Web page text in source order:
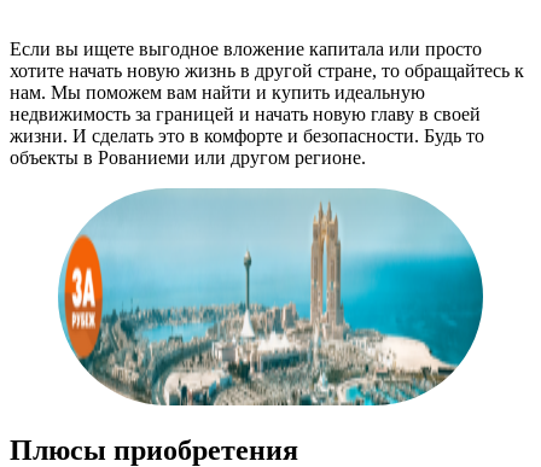
Если вы ищете выгодное вложение капитала или просто
хотите начать новую жизнь в другой стране, то обращайтесь к
нам. Мы поможем вам найти и купить идеальную
недвижимость за границей и начать новую главу в своей
жизни. И сделать это в комфорте и безопасности. Будь то
объекты в Рованиеми или другом регионе.
Плюсы приобретения